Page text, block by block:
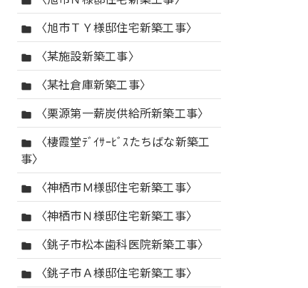
folder 〈旭市ＴＹ様邸住宅新築工事〉
folder 〈某施設新築工事〉
folder 〈某社倉庫新築工事〉
folder 〈栗源第一薪炭供給所新築工事〉
folder
〈棲霞堂ﾃﾞｲｻｰﾋﾞｽたちばな新築工
事〉
folder 〈神栖市Ｍ様邸住宅新築工事〉
folder 〈神栖市Ｎ様邸住宅新築工事〉
folder 〈銚子市松本歯科医院新築工事〉
folder 〈銚子市Ａ様邸住宅新築工事〉